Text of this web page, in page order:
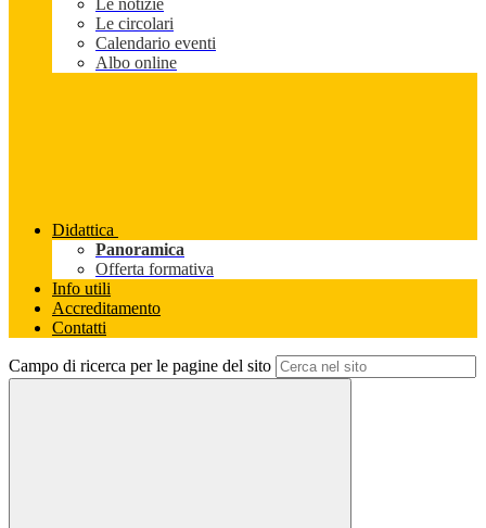
Le notizie
Le circolari
Calendario eventi
Albo online
Didattica
Panoramica
Offerta formativa
Info utili
Accreditamento
Contatti
Campo di ricerca per le pagine del sito